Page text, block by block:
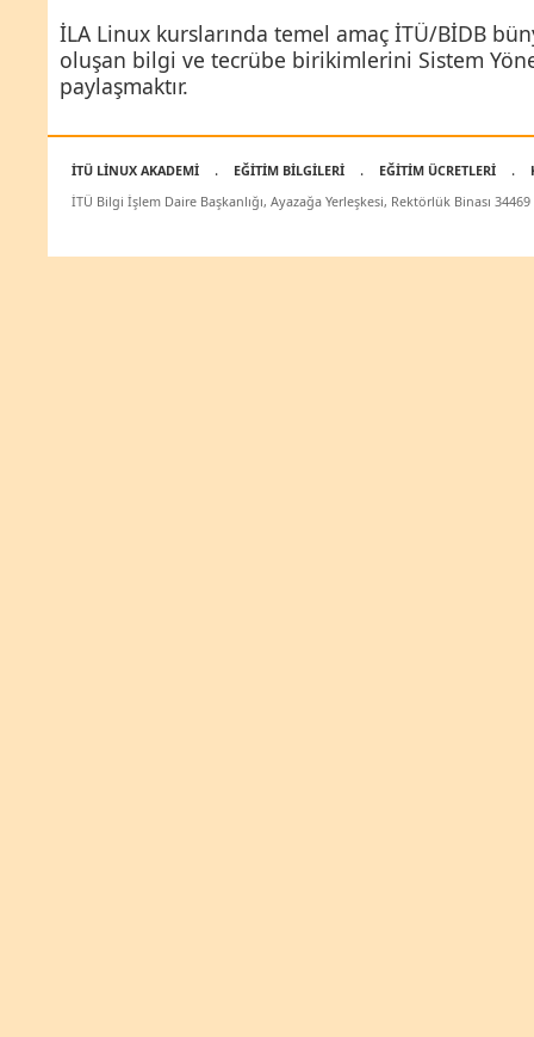
İLA Linux kurslarında temel amaç İTÜ/BİDB
oluşan bilgi ve tecrübe birikimlerini Sistem
paylaşmaktır.
İTÜ LİNUX AKADEMİ . EĞİTİM BİLGİLERİ . EĞİTİM ÜCRETLERİ .
İTÜ Bilgi İşlem Daire Başkanlığı, Ayazağa Yerleşkesi, Rektörlük Binası